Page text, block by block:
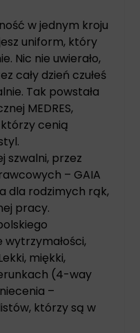
w jednym kroju
uniform, który
Nic nie uwierało,
cały dzień czułeś
Tak powstała
MEDRES,
cenią
szwalni, przez
– GAIA
dla rodzimych rąk,
pracy.
miękki,
(4-way
–
którzy są w